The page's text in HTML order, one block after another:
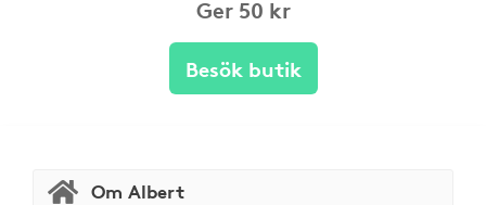
Ger 50 kr
Besök butik
Om Albert